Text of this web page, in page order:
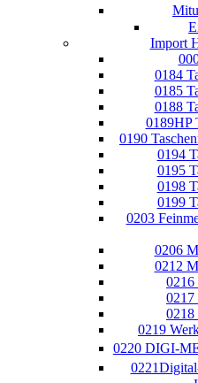
Import
0184
0185
0188
0189HP
0190
0194
0195
0198
0199
0203
0206
0212
0216
0217
0218
0219
0220 DIGI-